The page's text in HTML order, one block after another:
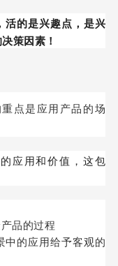
的是兴趣点，是兴
策因素！
点是应用产品的场
应用和价值，这包
品的过程
中的应用给予客观的